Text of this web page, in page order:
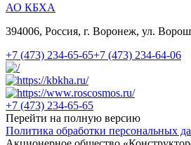
АО КБХА
394006, Россия, г. Воронеж, ул.
+7 (473) 234-65-65+7 (473) 234-64-06
+7 (473) 234-65-65
Перейти на полную версию
Политика обработки персональных